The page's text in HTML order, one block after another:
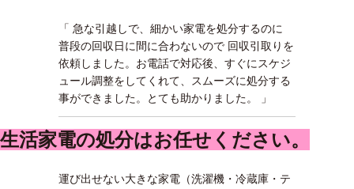
「 急な引越しで、細かい家電を処分するのに
普段の回収日に間に合わないので 回収引取りを
依頼しました。お電話で対応後、すぐにスケジ
ュール調整をしてくれて、スムーズに処分する
事ができました。とても助かりました。 」
生活家電の処分はお任せください。
運び出せない大きな家電（洗濯機・冷蔵庫・テ